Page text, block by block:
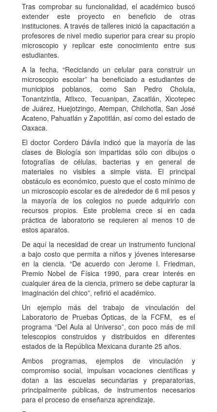
Tras comprobar su funcionalidad, el académico buscó
extender este proyecto en beneficio de otras
instituciones. A través de talleres inició la capacitación a
profesores de nivel medio superior para crear su propio
microscopio y replicar este conocimiento entre sus
estudiantes.
A la fecha, “Reciclando un celular para construir un
microscopio escolar” ha beneficiado a estudiantes de
municipios poblanos, como San Pedro Cholula,
Tonantzintla, Atlixco, Tecuanipan, Zacatlán, Xicotepec
de Juárez, Huejotzingo, Atempan, Chilchotla, San José
Acateno, Pahuatlán y Zapotitlán, así como del estado de
Oaxaca.
El doctor Cordero Dávila indicó que la mayoría de las
clases de Biología son impartidas sólo con dibujos o
fotografías de células, bacterias y en general de
materiales no visibles a simple vista. El principal
obstáculo es económico, puesto que el costo mínimo de
un microscopio escolar es de alrededor de 6 mil pesos y
la mayoría de los colegios no puede adquirirlo con
recursos propios. Este problema crece si en cada
práctica de laboratorio se requieren al menos 10 de
estos aparatos.
De aquí la necesidad de crear un instrumento funcional
a bajo costo que permita a niños y jóvenes interesarse
en la ciencia. “De acuerdo con Jerome I. Friedman,
Premio Nobel de Física 1990, para crear interés en
cualquier área de la ciencia, primero se debe capturar la
imaginación del chico”, refirió el académico.
Un ejemplo más del trabajo de vinculación del
Laboratorio de Pruebas Ópticas, de la FCFM, es el
programa “Del Aula al Universo”, con poco más de mil
telescopios construidos y distribuidos en diferentes
estados de la República Mexicana durante 25 años.
Ambos programas, ejemplos de vinculación y
compromiso social, impulsan vocaciones científicas y
dotan a las escuelas secundarias y preparatorias,
principalmente públicas, de instrumentos necesarios
para el proceso de enseñanza aprendizaje.